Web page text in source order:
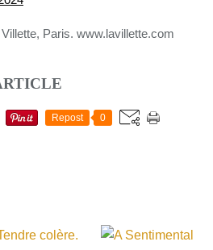
Villette, Paris. www.lavillette.com
Repost 0